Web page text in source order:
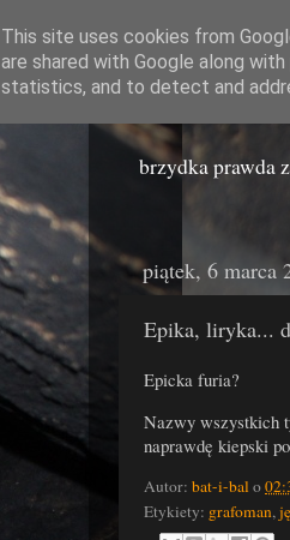
brzydka prawda
piątek, 6 marca
Epika, liryka...
Epicka furia?
Nazwy wszystkich
naprawdę kiepski
Autor: bat-i-balo
Etykiety: grafoman,
This site uses cookies from
are shared with Google along
statistics, and to detect and